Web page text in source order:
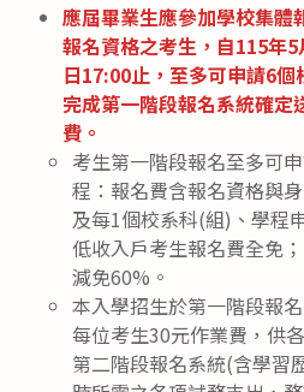
應屆畢業生應參加學校集體
報名資格之考生，自115年
日17:00止，至多可申請6
完成第一階段報名系統確定
費。
考生第一階段報名至多可
程：報名費含報名資格與
及每1個校系科(組)、學程
低收入戶考生報名費全免
減免60%。
本入學招生於第一階段報
每位考生30元作業費，供
第二階段報名系統(含學習